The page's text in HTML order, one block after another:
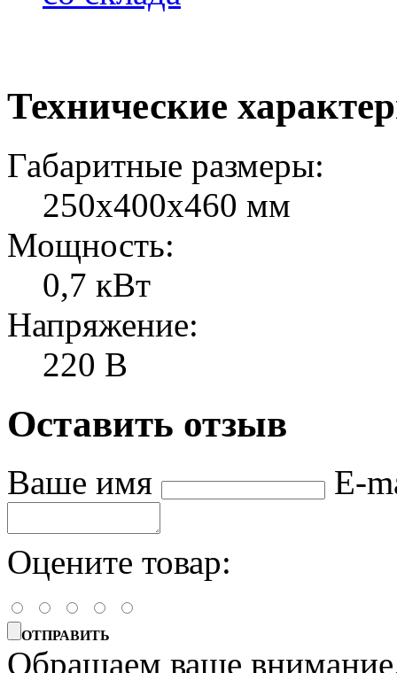
Технические
Габаритные размеры:
250x400x460 мм
Мощность:
0,7 кВт
Напряжение:
220 В
Оставить отзыв
Ваше имя E-
Оцените товар:
ОТПРАВИТЬ
Обращаем ваше